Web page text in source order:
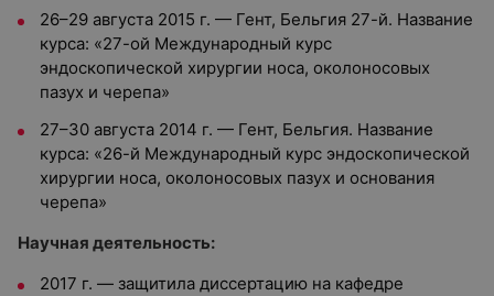
26–29 августа 2015 г. — Гент, Бельгия 27-й. Название
курса: «27-ой Международный курс
эндоскопической хирургии носа, околоносовых
пазух и черепа»
27–30 августа 2014 г. — Гент, Бельгия. Название
курса: «26-й Международный курс эндоскопической
хирургии носа, околоносовых пазух и основания
черепа»
Научная деятельность:
2017 г. — защитила диссертацию на кафедре